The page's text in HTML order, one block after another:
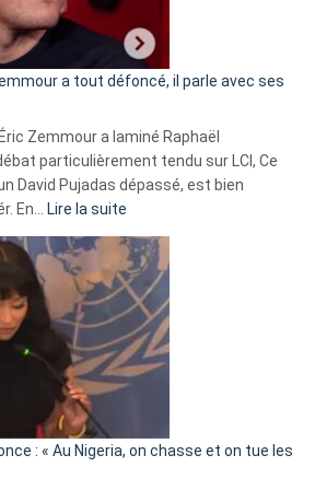
«
C’est
fake
news
»
a tout défoncé, il parle avec ses
Zemmour a laminé Raphaël
particulièrement tendu sur LCI, Ce
David Pujadas dépassé, est bien
En…
Lire la suite
Tegnér
exulte
« Zemmour
a
tout
parle
: « Au Nigeria, on chasse et on tue les